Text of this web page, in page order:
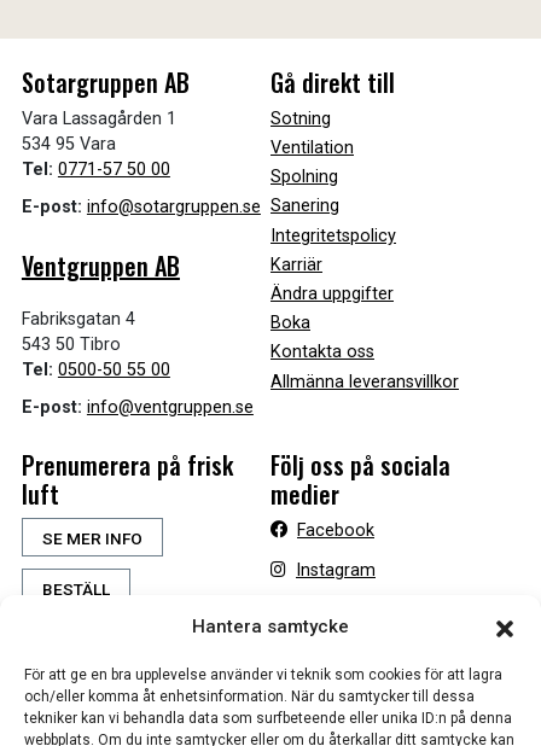
Hantera samtycke
För att ge en bra upplevelse använder vi teknik som cookies för att lagra
och/eller komma åt enhetsinformation. När du samtycker till dessa
tekniker kan vi behandla data som surfbeteende eller unika ID:n på denna
webbplats. Om du inte samtycker eller om du återkallar ditt samtycke kan
Sotargruppen AB
Vara Lassagården 1
534 95 Vara
Tel: 0771-57 50 00
E-post: info@sotargruppen.se
Ventgruppen AB
Fabriksgatan 4
543 50 Tibro
Tel: 0500-50 55 00
E-post: info@ventgruppen.se
Gå direkt till
Sotning
Ventilation
Spolning
Sanering
Integritetspolicy
Karriär
Ändra uppgifter
Boka
Kontakta oss
Allmänna leveransvillkor
Prenumerera på frisk
luft
SE MER INFO
BESTÄLL
Följ oss på sociala
medier
Facebook
Instagram